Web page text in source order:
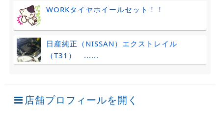
WORKタイヤホイールセット！！
日産純正（NISSAN）エクストレイル
（T31） ......
店舗プロフィールを開く